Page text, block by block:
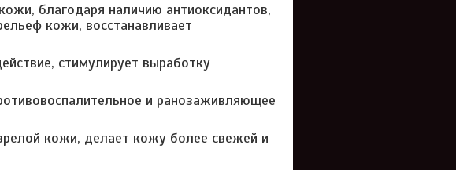
благодаря наличию антиоксидантов,
кожи, восстанавливает
стимулирует выработку
и ранозаживляющее
кожи, делает кожу более свежей и